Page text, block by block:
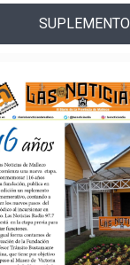
SUPLEMENTO